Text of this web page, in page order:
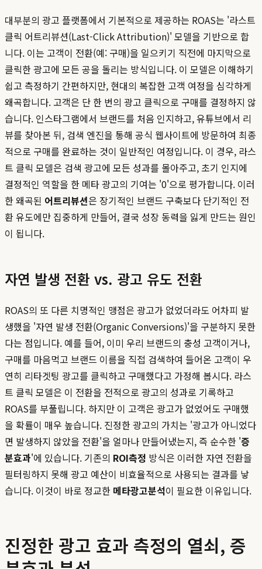
대부분의 광고 플랫폼에서 기본적으로 제공하는 ROAS는 '라스트
클릭 어트리뷰션(Last-Click Attribution)' 모델을 기반으로 합
니다. 이는 고객이 전환(예: 구매)을 일으키기 직전에 마지막으로
클릭한 광고에 모든 공을 돌리는 방식입니다. 이 모델은 이해하기
쉽고 측정하기 간편하지만, 현대의 복잡한 고객 여정을 심각하게
왜곡합니다. 고객은 단 한 번의 광고 클릭으로 구매를 결정하지 않
습니다. 인스타그램에서 브랜드를 처음 인지하고, 유튜브에서 리
뷰를 찾아본 뒤, 검색 엔진을 통해 공식 웹사이트에 방문하여 최종
적으로 구매를 완료하는 것이 일반적인 여정입니다. 이 경우, 라스
트 클릭 모델은 검색 광고에 모든 성과를 몰아주고, 초기 인지에
결정적인 역할을 한 메타 광고의 기여는 '0'으로 평가합니다. 이러
한 왜곡된 어트리뷰션은 장기적인 브랜드 구축보다 단기적인 전
환 유도에만 집중하게 만들어, 결국 성장 동력을 잃게 만드는 원인
이 됩니다.
자연 발생 전환 vs. 광고 유도 전환
ROAS의 또 다른 치명적인 맹점은 광고가 없었더라도 어차피 발
생했을 '자연 발생 전환(Organic Conversions)'을 구분하지 못한
다는 점입니다. 예를 들어, 이미 우리 브랜드의 충성 고객이거나,
구매를 마음먹고 브랜드 이름을 직접 검색하여 들어온 고객이 우
연히 리타겟팅 광고를 클릭하고 구매했다고 가정해 봅시다. 라스
트 클릭 모델은 이 전환을 전적으로 광고의 성과로 기록하고
ROAS를 부풀립니다. 하지만 이 고객은 광고가 없었어도 구매했
을 확률이 매우 높습니다. 진정한 광고의 가치는 '광고가 아니었다
면 발생하지 않았을 전환'을 얼마나 만들어냈는지, 즉 순수한 '증
분효과'에 있습니다. 기존의 ROI측정 방식은 이러한 자연 전환을
필터링하지 못해 광고 예산이 비효율적으로 사용되는 결과를 낳
습니다. 이것이 바로 정교한 메타광고분석이 필요한 이유입니다.
진정한 광고 효과 측정의 열쇠, 증